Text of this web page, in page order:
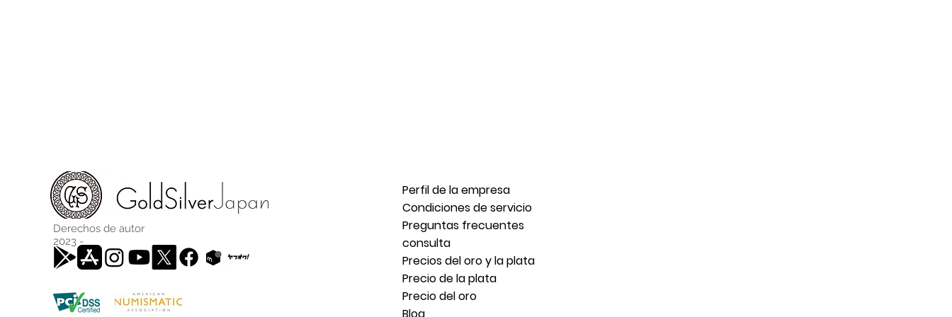
Derechos de autor
2023 -
Perfil de la empresa
Condiciones de servicio
Preguntas frecuentes
consulta
Precios del oro y la plata
Precio de la plata
Precio del oro
Blog